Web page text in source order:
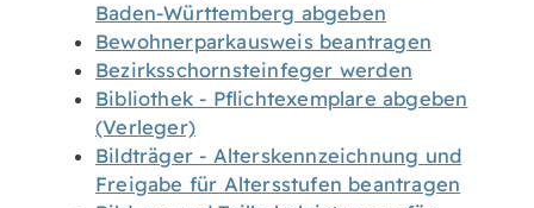
Baden-Württemberg abgeben
Bewohnerparkausweis beantragen
Bezirksschornsteinfeger werden
Bibliothek - Pflichtexemplare abgeben
(Verleger)
Bildträger - Alterskennzeichnung und
Freigabe für Altersstufen beantragen